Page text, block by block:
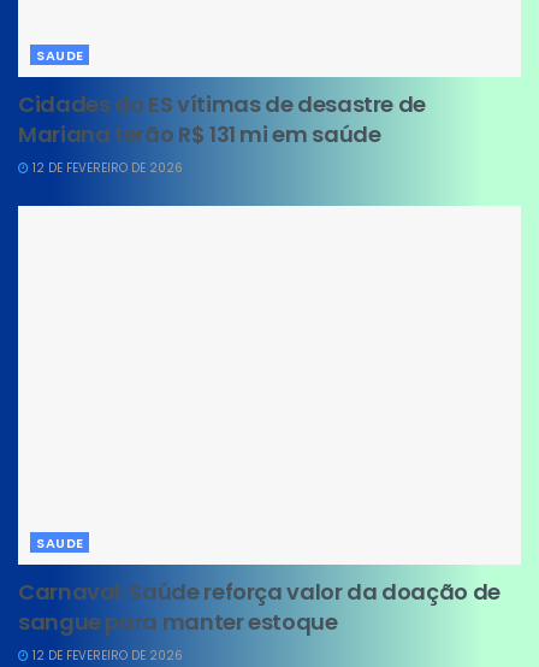
SAUDE
Cidades do ES vítimas de desastre de
Mariana terão R$ 131 mi em saúde
12 DE FEVEREIRO DE 2026
SAUDE
Carnaval: Saúde reforça valor da doação de
sangue para manter estoque
12 DE FEVEREIRO DE 2026